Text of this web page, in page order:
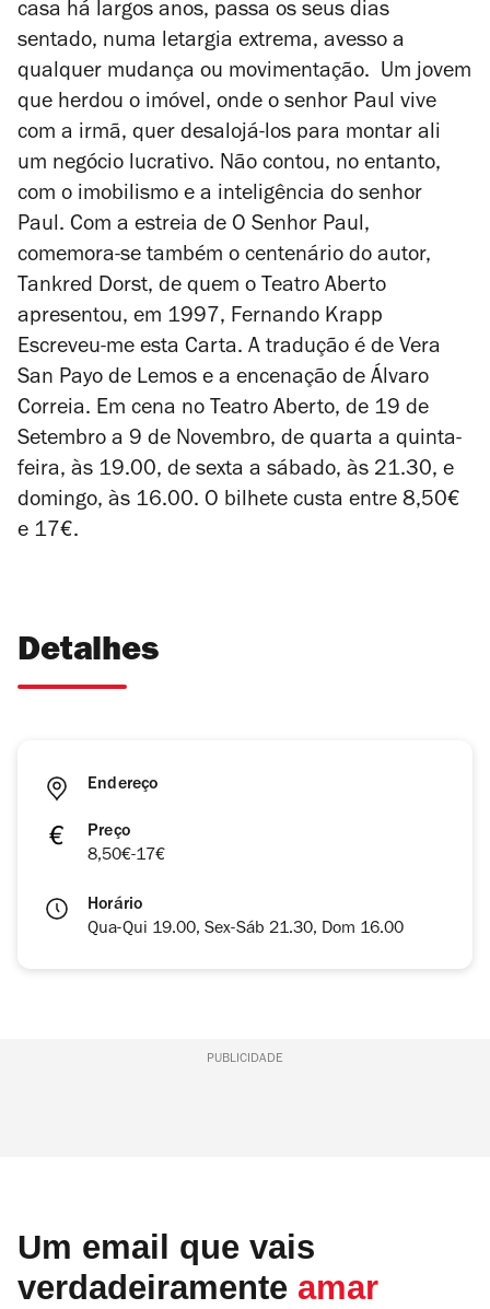
casa há largos anos, passa os seus dias
sentado, numa letargia extrema, avesso a
qualquer mudança ou movimentação. Um jovem
que herdou o imóvel, onde o senhor Paul vive
com a irmã, quer desalojá-los para montar ali
um negócio lucrativo. Não contou, no entanto,
com o imobilismo e a inteligência do senhor
Paul. Com a estreia de O Senhor Paul,
comemora-se também o centenário do autor,
Tankred Dorst, de quem o Teatro Aberto
apresentou, em 1997, Fernando Krapp
Escreveu-me esta Carta. A tradução é de Vera
San Payo de Lemos e a encenação de Álvaro
Correia. Em cena no Teatro Aberto, de 19 de
Setembro a 9 de Novembro, de quarta a quinta-
feira, às 19.00, de sexta a sábado, às 21.30, e
domingo, às 16.00. O bilhete custa entre 8,50€
e 17€.
Detalhes
Endereço
Preço
8,50€-17€
Horário
Qua-Qui 19.00, Sex-Sáb 21.30, Dom 16.00
PUBLICIDADE
Um email que vais
verdadeiramente amar